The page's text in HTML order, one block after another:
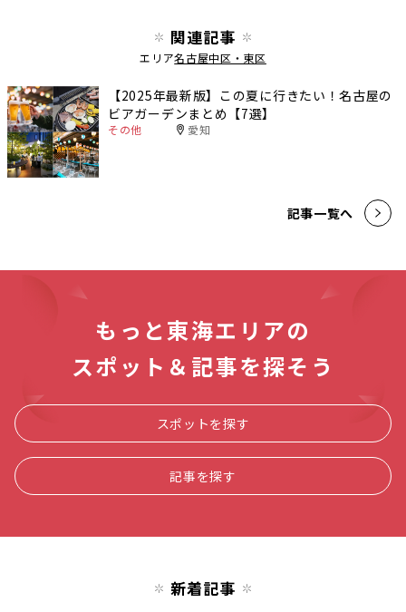
関連記事
エリア名古屋中区・東区
【2025年最新版】この夏に行きたい！名古屋の
ビアガーデンまとめ【7選】
その他 愛知
記事一覧へ
もっと東海エリアの
スポット＆記事を探そう
スポットを探す
記事を探す
新着記事